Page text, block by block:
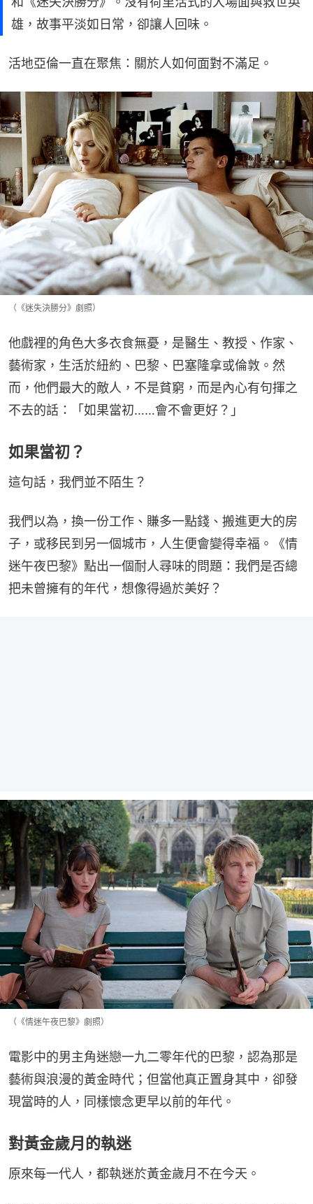
雄，故事平淡如日常，卻讓人回味。
活地亞倫一直在聚焦：關於人如何面對不滿足。
（《迷失決勝分》劇照）
他戲裡的角色大多衣食無憂，是醫生、教授、作家、
藝術家，生活於紐約、巴黎、巴塞隆拿或倫敦。然
而，他們最大的敵人，不是貧窮，而是內心有句揮之
不去的話：「如果當初……會不會更好？」
如果當初？
這句話，我們並不陌生？
我們以為，換一份工作、賺多一點錢、搬進更大的房
子，或移民到另一個城市，人生便會變得幸福。《情
迷午夜巴黎》點出一個耐人尋味的問題：我們是否總
把未曾擁有的年代，想像得過於美好？
（《情迷午夜巴黎》劇照）
電影中的男主角迷戀一九二零年代的巴黎，認為那是
藝術與浪漫的黃金時代；但當他真正置身其中，卻發
現當時的人，同樣懷念更早以前的年代。
對黃金歲月的執迷
原來每一代人，都執迷於黃金歲月不在今天。